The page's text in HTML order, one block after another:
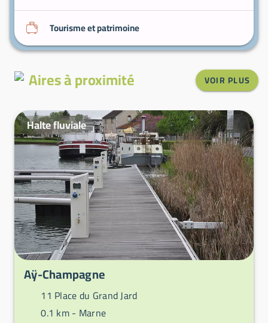
Tourisme et patrimoine
Aires à proximité VOIR PLUS
Halte fluviale
Aÿ-Champagne
11 Place du Grand Jard
0.1 km - Marne